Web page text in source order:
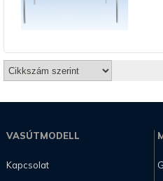
VASÚTMODELL
Kapcsolat